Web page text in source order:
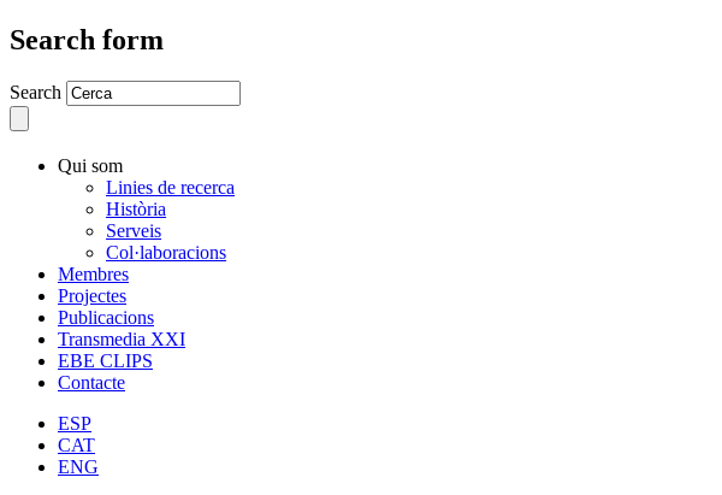
Search form
Search
Qui som
Linies de recerca
Història
Serveis
Col·laboracions
Membres
Projectes
Publicacions
Transmedia XXI
EBE CLIPS
Contacte
ESP
CAT
ENG